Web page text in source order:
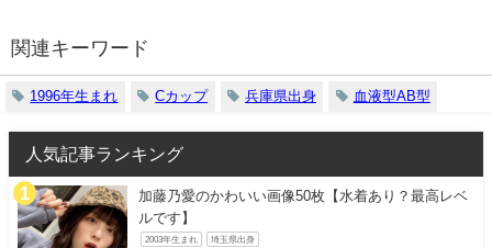
関連キーワード
1996年生まれ Cカップ 兵庫県出身 血液型AB型
人気記事ランキング
加藤乃愛のかわいい画像50枚【水着あり？最高レベ
ルです】
2003年生まれ 埼玉県出身